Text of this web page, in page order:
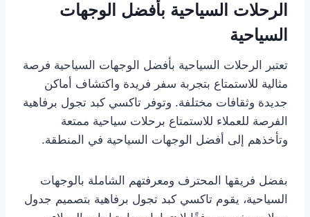
الرحلات السياحية بأفضل الوجهات
السياحية
تعتبر الرحلات السياحية بأفضل الوجهات السياحية فرصة
مثالية للاستمتاع بتجربة سفر فريدة واكتشاف أماكن
جديدة وثقافات مختلفة. وتوفر تاكسي كبد تجول برفاهية
الفرصة للعملاء للاستمتاع برحلات سياحية ممتعة
وتأخذهم إلى أفضل الوجهات السياحية في المنطقة.
بفضل فريقها المحترف ومعرفتهم الشاملة بالوجهات
السياحية، يقوم تاكسي كبد تجول برفاهية بتصميم جدول